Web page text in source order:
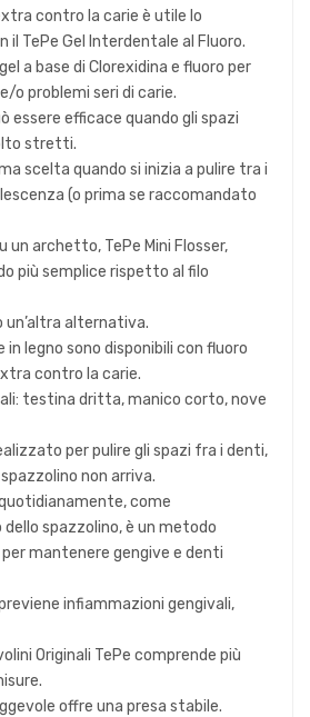
contro la carie è utile lo
il TePe Gel Interdentale al Fluoro.
a base di Clorexidina e fluoro per
o problemi seri di carie.
essere efficace quando gli spazi
stretti.
scelta quando si inizia a pulire tra i
(o prima se raccomandato
un archetto, TePe Mini Flosser,
più semplice rispetto al filo
un’altra alternativa.
in legno sono disponibili con fluoro
contro la carie.
testina dritta, manico corto, nove
per pulire gli spazi fra i denti,
non arriva.
come
spazzolino, è un metodo
mantenere gengive e denti
previene infiammazioni gengivali,
Originali TePe comprende più
offre una presa stabile.